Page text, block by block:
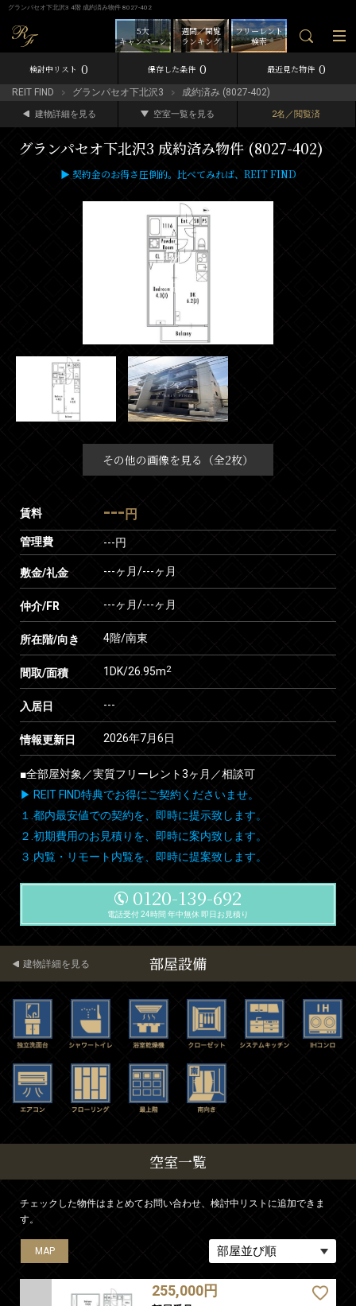
グランパセオ下北沢3 4階 成約済み物件 8027-402
フリーレント
検索
週間／閲覧
ランキング
5大
キャンペーン
検討中リスト 0 保存した条件 0 最近見た物件 0
REIT FIND グランパセオ下北沢3 成約済み (8027-402)
建物詳細を見る 空室一覧を見る 2名／閲覧済
グランパセオ下北沢3 成約済み物件 (8027-402)
▶ 契約金のお得さ圧倒的。比べてみれば、REIT FIND
その他の画像を見る（全2枚）
賃料 --- 円
管理費 ---円
敷金/礼金 ---ヶ月/---ヶ月
仲介/FR ---ヶ月/---ヶ月
所在階/向き 4階/南東
間取/面積 1DK/26.95m2
入居日 ---
情報更新日 2026年7月6日
■全部屋対象／実質フリーレント3ヶ月／相談可
▶ REIT FIND特典でお得にご契約くださいませ。
１.都内最安値での契約を、即時に提示致します。
２.初期費用のお見積りを、即時に案内致します。
３.内覧・リモート内覧を、即時に提案致します。
0120-139-692
電話受付 24時間 年中無休 即日お見積り
部屋設備
建物詳細を見る
空室一覧
チェックした物件はまとめてお問い合わせ、検討中リストに追加できま
す。
MAP
255,000円
MAP
MAP
MAP
MAP